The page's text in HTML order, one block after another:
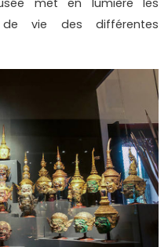
met en lumière les
vie des différentes